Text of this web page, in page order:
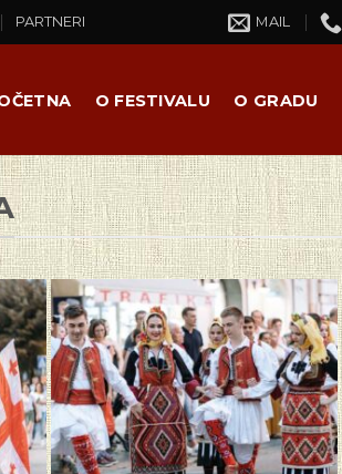
PARTNERI MAIL
O FESTIVALU O GRADU